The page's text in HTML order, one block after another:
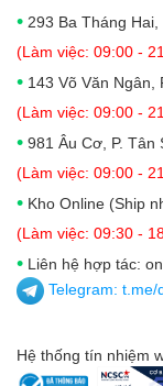
• 293 Ba Tháng Hai,
(Làm việc: 09:00 -
• 143 Võ Văn Ngân,
(Làm việc: 09:00 -
• 981 Âu Cơ, P. Tân
(Làm việc: 09:00 -
• Kho Online (Ship
(Làm việc: 09:30 -
• Liên hệ hợp tác:
Telegram: t.me/
Hệ thống tín nhiệm